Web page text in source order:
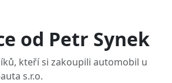
od Petr Synek
kteří si zakoupili automobil u
s.r.o.